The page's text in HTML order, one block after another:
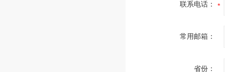
联系电话：
常用邮箱：
省份：